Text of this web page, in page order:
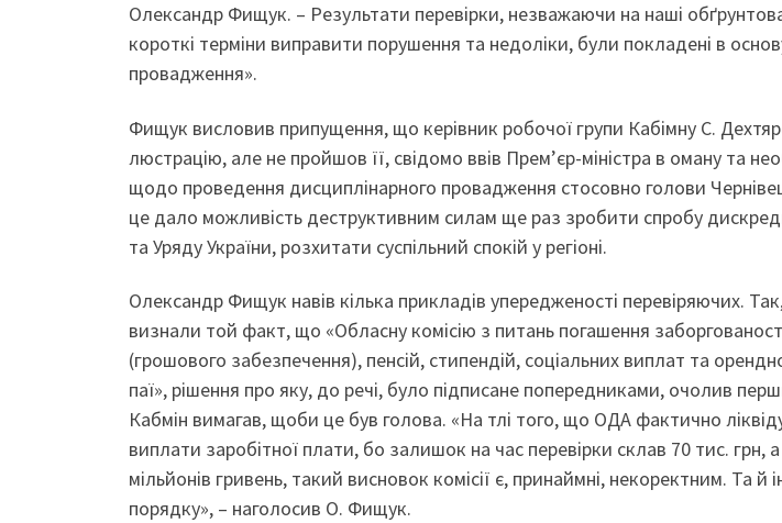
Олександр Фищук. – Результати перевірки, незважаючи на наші
короткі терміни виправити порушення та недоліки, були покладені в
провадження».
Фищук висловив припущення, що керівник робочої групи Кабімну С.
люстрацію, але не пройшов її, свідомо ввів Прем’єр-міністра в оману та
щодо проведення дисциплінарного провадження стосовно голови
це дало можливість деструктивним силам ще раз зробити спробу
та Уряду України, розхитати суспільний спокій у регіоні.
Олександр Фищук навів кілька прикладів упередженості перевіряючих.
визнали той факт, що «Обласну комісію з питань погашення
(грошового забезпечення), пенсій, стипендій, соціальних виплат та
паї», рішення про яку, до речі, було підписане попередниками, очолив
Кабмін вимагав, щоби це був голова. «На тлі того, що ОДА фактично
виплати заробітної плати, бо залишок на час перевірки склав 70 тис. грн,
мільйонів гривень, такий висновок комісії є, принаймні, некоректним. Та й
порядку», – наголосив О. Фищук.